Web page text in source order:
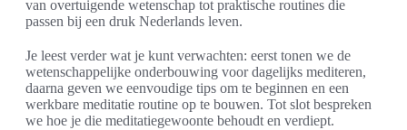
van overtuigende wetenschap tot praktische routines die
passen bij een druk Nederlands leven.
Je leest verder wat je kunt verwachten: eerst tonen we de
wetenschappelijke onderbouwing voor dagelijks mediteren,
daarna geven we eenvoudige tips om te beginnen en een
werkbare meditatie routine op te bouwen. Tot slot bespreken
we hoe je die meditatiegewoonte behoudt en verdiept.